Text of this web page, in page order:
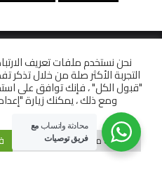
جميع الحقوق محفوظة
افصاح المخاطرة معاملات
نحن نستخدم ملفات تعريف
التجربة الأكثر صلة من خلال تذكر
"قبول الكل" ، فإنك توافق على
ومع ذلك ، يمكنك زيارة
إعدادات ملفات تعريف الارتباط
محادثة واتساب مع
فريق توصيات